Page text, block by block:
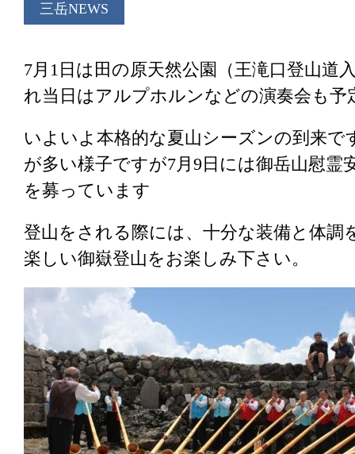
三岳NEWS
7月1日は田の原天然公園（王滝口登山道
れ当日はアルプホルンなどの演奏会も予
いよいよ本格的な夏山シーズンの到来で
が多い様子ですが7月9日には御岳山慰霊
を募っています
登山をされる際には、十分な装備と体調
楽しい御嶽登山をお楽しみ下さい。